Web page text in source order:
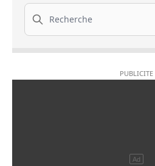
Recherche